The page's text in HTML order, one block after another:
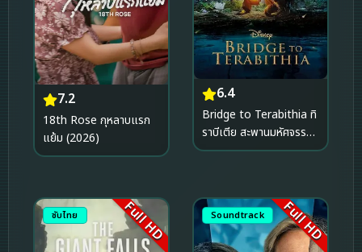
7.2
18th Rose กุหลาบแรก
แย้ม (2026)
6.4
Bridge to Terabithia ทิ
ราบีเตีย สะพานมหัศจรรย์
(2007)
ซับไทย Full HD Soundtrack Full HD